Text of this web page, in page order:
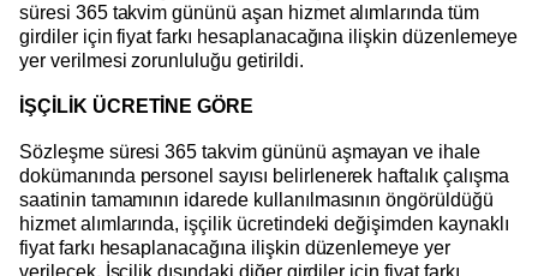
süresi 365 takvim gününü aşan hizmet alımlarında tüm
girdiler için fiyat farkı hesaplanacağına ilişkin düzenlemeye
yer verilmesi zorunluluğu getirildi.
İŞÇİLİK ÜCRETİNE GÖRE
Sözleşme süresi 365 takvim gününü aşmayan ve ihale
dokümanında personel sayısı belirlenerek haftalık çalışma
saatinin tamamının idarede kullanılmasının öngörüldüğü
hizmet alımlarında, işçilik ücretindeki değişimden kaynaklı
fiyat farkı hesaplanacağına ilişkin düzenlemeye yer
verilecek. İşçilik dışındaki diğer girdiler için fiyat farkı